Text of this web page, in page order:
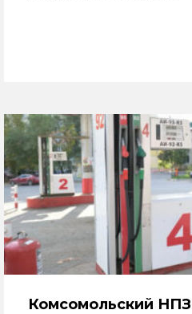
Комсомольский НПЗ